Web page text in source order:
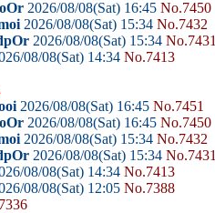
2026/08/08(Sat) 16:45 No.7450
2026/08/08(Sat) 15:34 No.7432
2026/08/08(Sat) 15:34 No.7431
08/08(Sat) 14:34 No.7413
2026/08/08(Sat) 16:45 No.7451
2026/08/08(Sat) 16:45 No.7450
2026/08/08(Sat) 15:34 No.7432
2026/08/08(Sat) 15:34 No.7431
08/08(Sat) 14:34 No.7413
08/08(Sat) 12:05 No.7388